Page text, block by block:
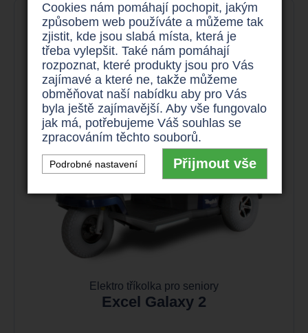
Elektro tříkolka pro seniory
Excel Galaxy 2
Cookies nám pomáhají pochopit, jakým
způsobem web používáte a můžeme tak
zjistit, kde jsou slabá místa, která je
třeba vylepšit. Také nám pomáhají
rozpoznat, které produkty jsou pro Vás
zajímavé a které ne, takže můžeme
obměňovat naší nabídku aby pro Vás
byla ještě zajímavější. Aby vše fungovalo
jak má, potřebujeme Váš souhlas se
zpracováním těchto souborů.
Podrobné nastavení Přijmout vše